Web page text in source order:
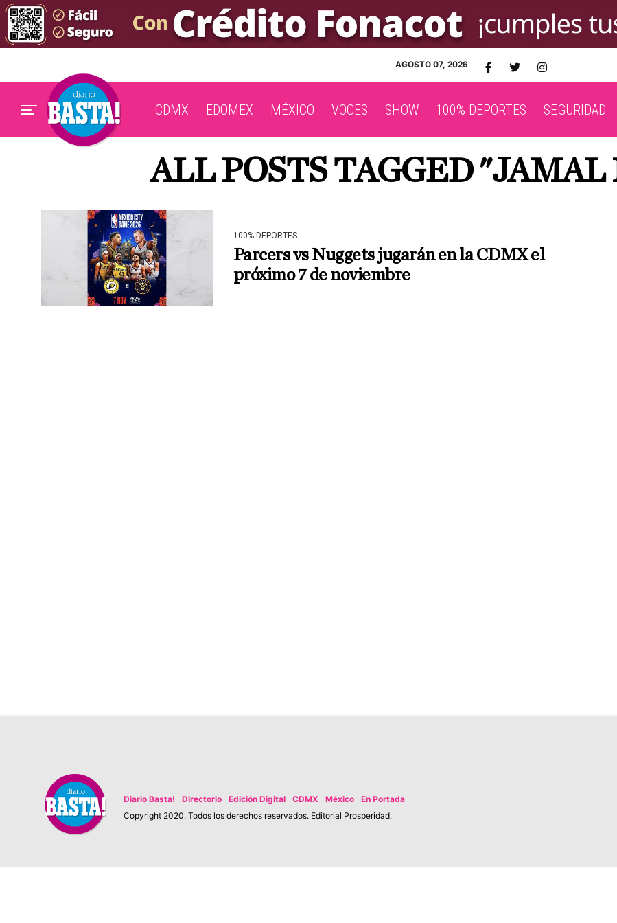
AGOSTO 07, 2026
CDMX EDOMEX MÉXICO VOCES SHOW 100% DEPORTES SEGURIDAD
ALL POSTS TAGGED
100% DEPORTES
Parcers vs Nuggets jugarán en la CDMX el
próximo 7 de noviembre
Diario Basta! Directorio Edición Digital CDMX México
En Portada
Copyright 2020. Todos los derechos reservados. Editorial Prosperidad.